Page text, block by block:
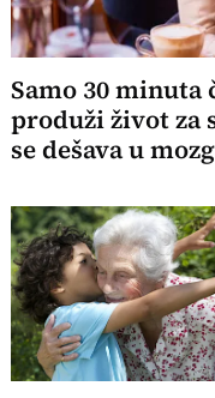
Samo 30 minuta
produži život za
se dešava u